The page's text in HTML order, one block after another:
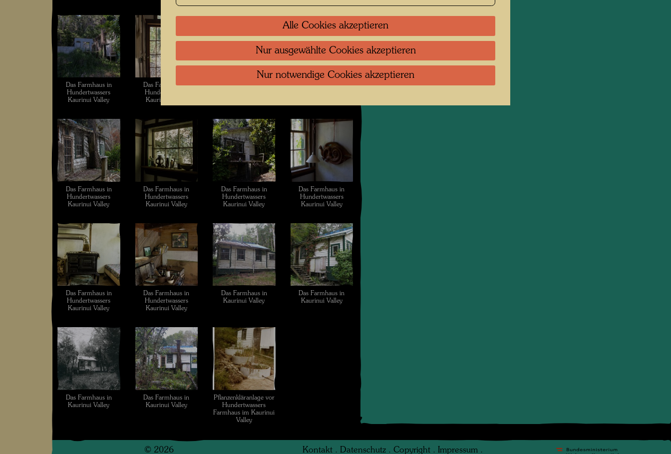
Das Farmhaus in
Hundertwassers
Kaurinui Valley
Das Farmhaus in
Hundertwassers
Kaurinui Valley
Das Farmhaus in
Das Farmhaus in
Das Farmhaus in
Hundertwassers
Kaurinui Valley
Das Farmhaus in
Hundertwassers
Kaurinui Valley
Das Farmhaus in
Hundertwassers
Kaurinui Valley
Das Farmhaus in
Hundertwassers
Kaurinui Valley
Das Farmhaus in
Hundertwassers
Kaurinui Valley
Das Farmhaus in
Hundertwassers
Kaurinui Valley
Das Farmhaus in
Kaurinui Valley
Das Farmhaus in
Kaurinui Valley
Das Farmhaus in
Kaurinui Valley
Das Farmhaus in
Kaurinui Valley
Pflanzenkläranlage vor
Hundertwassers
Farmhaus im Kaurinui
Valley
© 2026 Kontakt . Datenschutz . Copyright . Impressum .
Alle Cookies akzeptieren
Nur ausgewählte Cookies akzeptieren
Nur notwendige Cookies akzeptieren